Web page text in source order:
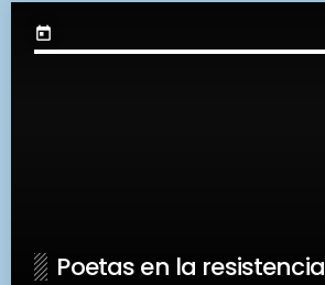
today
Poetas en la resistencia